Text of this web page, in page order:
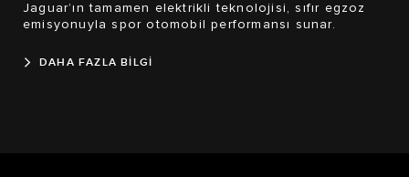
Jaguar’ın tamamen elektrikli teknolojisi, sıfır egzoz
emisyonuyla spor otomobil performansı sunar.
DAHA FAZLA BİLGİ